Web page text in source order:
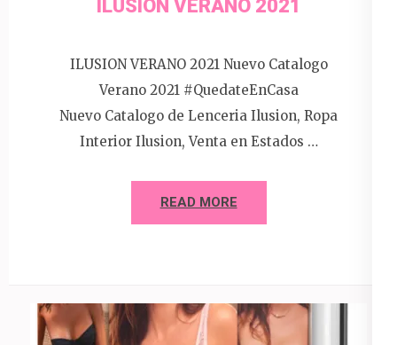
ILUSION VERANO 2021
ILUSION VERANO 2021 Nuevo Catalogo
Verano 2021 #QuedateEnCasa
Nuevo Catalogo de Lenceria Ilusion, Ropa
Interior Ilusion, Venta en Estados …
READ MORE